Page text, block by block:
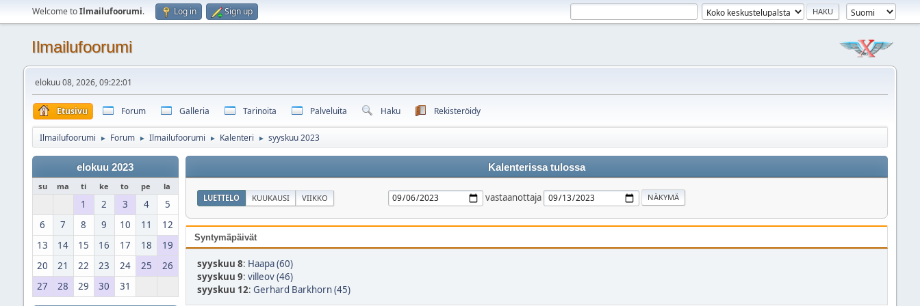
Welcome toIlmailufoorumi. Log in Sign up
Ilmailufoorumi
elokuu 08, 2026, 09:22:01
Etusivu Forum Galleria Tarinoita Palveluita Haku Rekisteröidy
Ilmailufoorumi ► Forum ► Ilmailufoorumi ► Kalenteri ► syyskuu 2023
elokuu 2023
su ma ti ke to pe la
1 2 3 4
5
6
7 8 9 10 11
12
13
14 15 16 17 18
19
20
21 22 23 24 25
26
27
28 29 30 31
Kalenterissa tulossa
LUETTELO KUUKAUSI VIIKKO vastaanottaja
Syntymäpäivät
syyskuu 8: Haapa (60)
syyskuu 9: villeov (46)
syyskuu 12: Gerhard Barkhorn (45)